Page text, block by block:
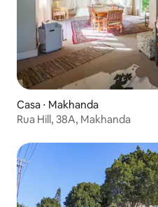
Casa ⋅ Makhanda
Rua Hill, 38A, Makhanda